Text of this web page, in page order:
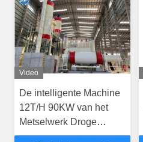
Video
De intelligente Machine
12T/H 90KW van het
Metselwerk Droge
Mortier voor Cement